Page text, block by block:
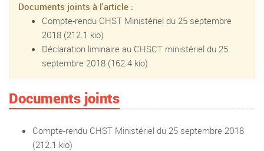
Documents joints à l'article :
Compte-rendu CHST Ministériel du 25 septembre
2018 (212.1 kio)
Déclaration liminaire au CHSCT ministériel du 25
septembre 2018 (162.4 kio)
Documents joints
Compte-rendu CHST Ministériel du 25 septembre 2018
(212.1 kio)